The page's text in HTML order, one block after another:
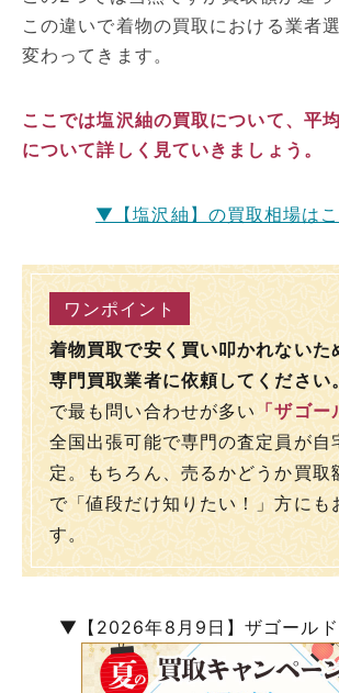
この違いで着物の買取における業者
変わってきます。
ここでは塩沢紬の買取について、平
について詳しく見ていきましょう。
▼【塩沢紬】の買取相場は
着物買取で安く買い叩かれないた
専門買取業者に依頼してください。
で最も問い合わせが多い 「ザゴー
全国出張可能で専門の査定員が自
定。もちろん、売るかどうか買取
で「値段だけ知りたい！」方にも
す。
▼【2026年8月9日】ザゴール